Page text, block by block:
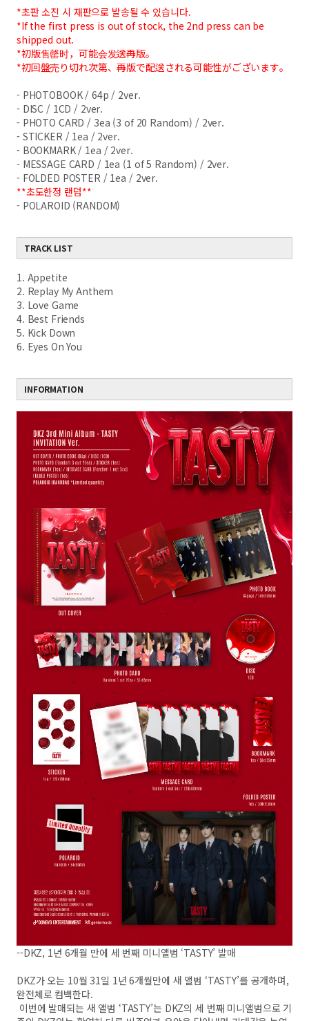
*초판 소진 시 재판으로 발송될 수 있습니다.
*If the first press is out of stock, the 2nd press can be
shipped out.
*初版售罄时，可能会发送再版。
*初回盤売り切れ次第、再版で配送される可能性がございます。
- PHOTOBOOK / 64p / 2ver.
- DISC / 1CD / 2ver.
- PHOTO CARD / 3ea (3 of 20 Random) / 2ver.
- STICKER / 1ea / 2ver.
- BOOKMARK / 1ea / 2ver.
- MESSAGE CARD / 1ea (1 of 5 Random) / 2ver.
- FOLDED POSTER / 1ea / 2ver.
**초도한정 랜덤**
- POLAROID (RANDOM)
TRACK LIST
1. Appetite
2. Replay My Anthem
3. Love Game
4. Best Friends
5. Kick Down
6. Eyes On You
INFORMATION
--DKZ, 1년 6개월 만에 세 번째 미니앨범 ‘TASTY’ 발매
DKZ가 오는 10월 31일 1년 6개월만에 새 앨범 ‘TASTY’를 공개하며,
완전체로 컴백한다.
이번에 발매되는 새 앨범 ‘TASTY’는 DKZ의 세 번째 미니앨범으로 기